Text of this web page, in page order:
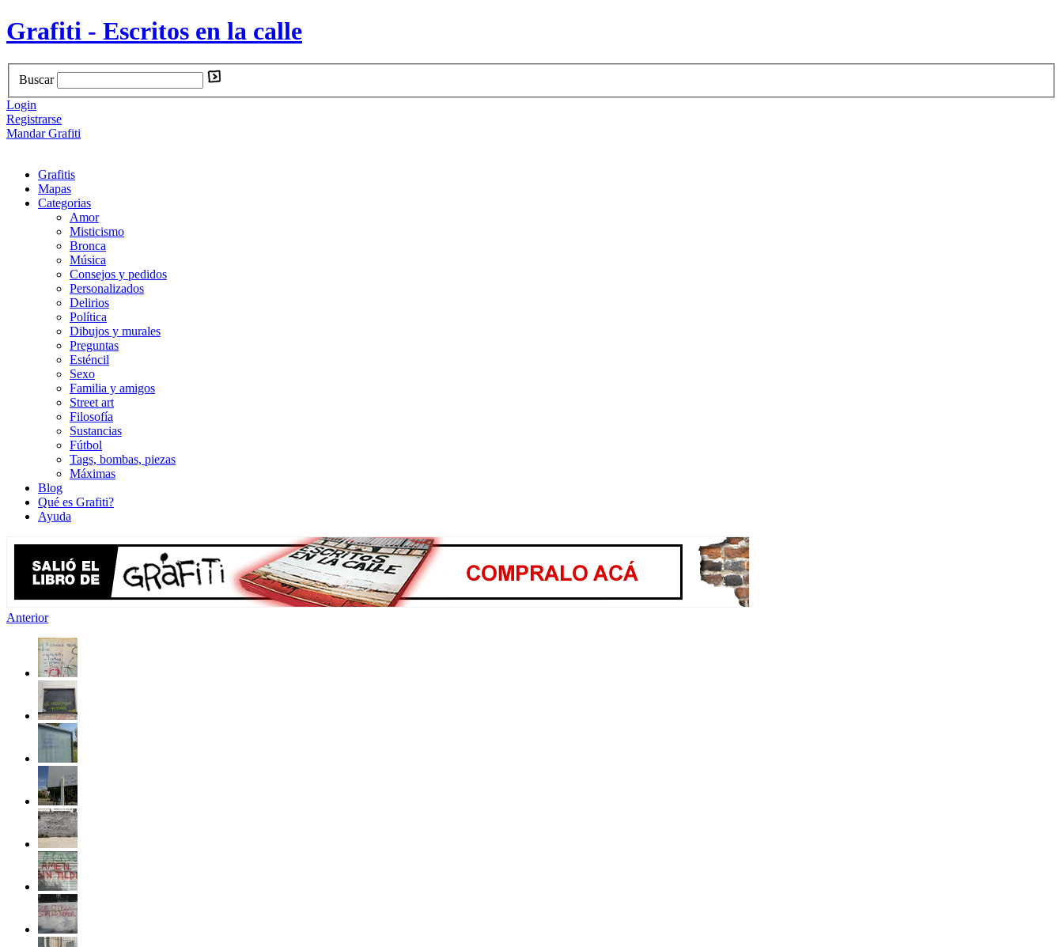
Grafiti - Escritos en la calle
Buscar
Login
Registrarse
Mandar Grafiti
Grafitis
Mapas
Categorias
Amor
Misticismo
Bronca
Música
Consejos y pedidos
Personalizados
Delirios
Política
Dibujos y murales
Preguntas
Esténcil
Sexo
Familia y amigos
Street art
Filosofía
Sustancias
Fútbol
Tags, bombas, piezas
Máximas
Blog
Qué es Grafiti?
Ayuda
Anterior